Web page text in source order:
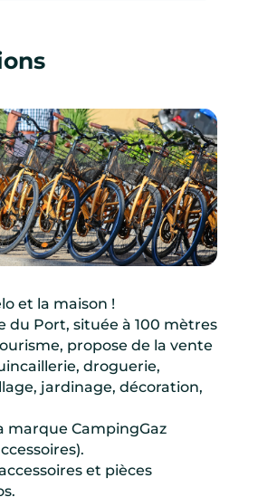
et la maison !
du Port, située à 100 mètres
propose de la vente
droguerie,
jardinage, décoration,
marque CampingGaz
et pièces